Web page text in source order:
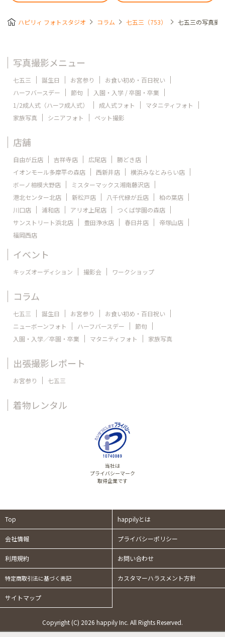
ハピリィ フォトスタジオ コラム 七五三（753） 七五三の写真撮
写真撮影メニュー
七五三 誕生日 お宮参り
お食い初め・百日祝い
ハーフバースデー
節句
入園・入学 / 卒園・卒業
1/2成人式（ハーフ成人式）
成人式フォト
マタニティフォト
家族写真
シニアフォト ペット撮影
店舗
自由が丘店 吉祥寺店 広尾店
勝どき店
イオンモール多摩平の森店
西新井店
横浜みなとみらい店
ボーノ相模大野店
ミスターマックス湘南藤沢店
港北センター北店
新松戸店 八千代緑が丘店
柏の葉店
川口店
浦和店 アリオ上尾店
つくば学園の森店
サンストリート浜北店
豊田浄水店 春日井店
帝塚山店
福岡西店
イベント
キッズオーディション 撮影会 ワークショップ
コラム
七五三 誕生日 お宮参り
お食い初め・百日祝い
ニューボーンフォト
ハーフバースデー
節句
入園・入学／卒園・卒業
マタニティフォト 家族写真
出張撮影レポート
お宮参り 七五三
着物レンタル
当社は
プライバシーマーク
取得企業です
Top happilyとは
会社情報 プライバシーポリシー
利用規約 お問い合わせ
特定商取引法に基づく表記 カスタマーハラスメント方針
サイトマップ
Copyright (C) 2026 happily Inc. All Rights Reserved.